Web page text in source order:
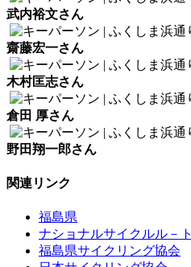
武内裕文さん
齋藤宏一さん
木村匡志さん
倉田 厚さん
野田翔一郎さん
関連リンク
福島県
ナショナルサイクルル－ト
福島県サイクリング協会